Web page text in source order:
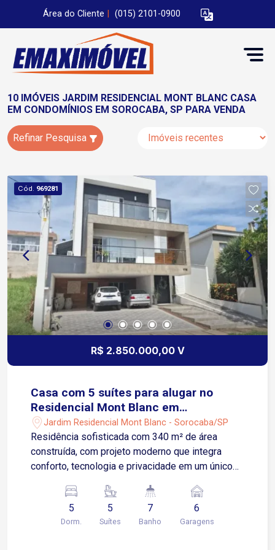
Área do Cliente (015) 2101-0900
10 IMÓVEIS JARDIM RESIDENCIAL MONT BLANC CASA
EM CONDOMÍNIOS EM SOROCABA, SP PARA VENDA
Refinar Pesquisa
Cód. 969281
R$ 2.850.000,00 V
Casa com 5 suítes para alugar no
Residencial Mont Blanc em
Sorocaba/SP
Jardim Residencial Mont Blanc - Sorocaba/SP
Residência sofisticada com 340 m² de área
construída, com projeto moderno que integra
conforto, tecnologia e privacidade em um único
Shopping Iguatemi Esplanada, com fácil acesso
às principais vias e rodovias da região, além de
supermercados como Tauste Supermercados,
5
Dorm.
5
Suítes
7
Banho
6
Garagens